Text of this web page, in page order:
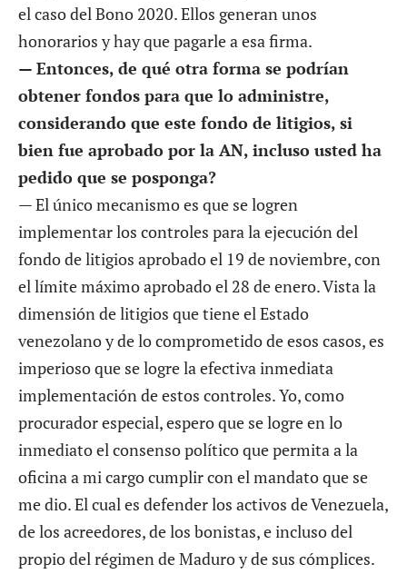
el caso del Bono 2020. Ellos generan unos
honorarios y hay que pagarle a esa firma.
— Entonces, de qué otra forma se podrían
obtener fondos para que lo administre,
considerando que este fondo de litigios, si
bien fue aprobado por la AN, incluso usted ha
pedido que se posponga?
— El único mecanismo es que se logren
implementar los controles para la ejecución del
fondo de litigios aprobado el 19 de noviembre, con
el límite máximo aprobado el 28 de enero. Vista la
dimensión de litigios que tiene el Estado
venezolano y de lo comprometido de esos casos, es
imperioso que se logre la efectiva inmediata
implementación de estos controles. Yo, como
procurador especial, espero que se logre en lo
inmediato el consenso político que permita a la
oficina a mi cargo cumplir con el mandato que se
me dio. El cual es defender los activos de Venezuela,
de los acreedores, de los bonistas, e incluso del
propio del régimen de Maduro y de sus cómplices.